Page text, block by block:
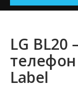
LG
Label